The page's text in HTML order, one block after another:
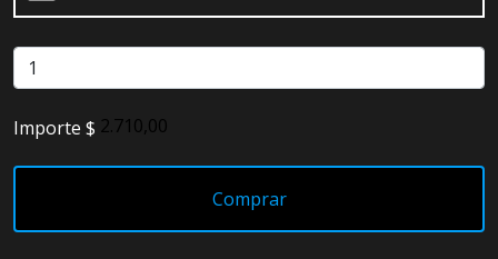
Importe $
Comprar